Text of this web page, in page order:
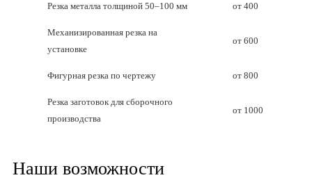
Резка металла толщиной 50–100 мм от 400
Механизированная резка на
установке
от 600
Фигурная резка по чертежу от 800
Резка заготовок для сборочного
производства
от 1000
Наши возможности